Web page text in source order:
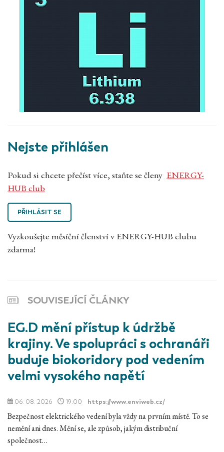
Nejste přihlášen
Pokud si chcete přečíst více, staňte se členy ENERGY-
HUB club
PŘIHLÁSIT SE
Vyzkoušejte měsíční členství v ENERGY-HUB clubu
zdarma!
SOUVISEJÍCÍ ČLÁNKY
EG.D mění přístup k údržbě
krajiny. Ve spolupráci s ochranáři
buduje biokoridory pod vedením
velmi vysokého napětí
06. 08. 2026 19:00 https://www.enviweb.cz/
Bezpečnost elektrického vedení byla vždy na prvním místě. To se
nemění ani dnes. Mění se, ale způsob, jakým distribuční
společnost…